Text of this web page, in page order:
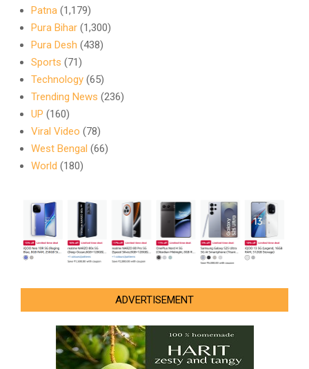
Patna (1,179)
Pura Bihar (1,300)
Pura Desh (438)
Sports (71)
Technology (65)
Trending News (236)
UP (160)
Viral Video (78)
West Bengal (66)
World (180)
ADVERTISEMENT